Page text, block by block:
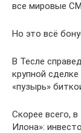
все мировые
Но это всё
В Тесле
крупной
«пузырь»
Скорее всего,
Илона»: